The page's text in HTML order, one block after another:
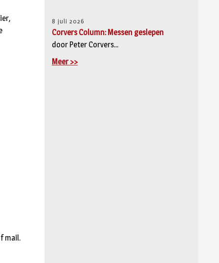
mail.
8 juli 2026
Corvers Column: Messen geslepen
door Peter Corvers...
Meer >>